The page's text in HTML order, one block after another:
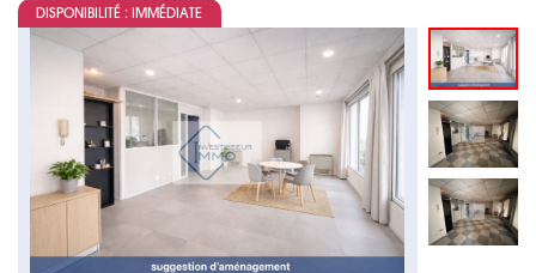
PROPERTY MANAGEMENT
PROGRAMMES NEUFS
INVESTISSEMENT
SOCIÉTÉ
DISPONIBILITÉ : IMMÉDIATE